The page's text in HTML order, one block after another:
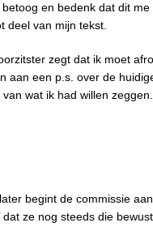
en bedenk dat dit
deel van mijn tekst.
zegt dat ik moet
aan een p.s. over de
wat ik had willen zeggen.
begint de commissie
dat ze nog steeds die